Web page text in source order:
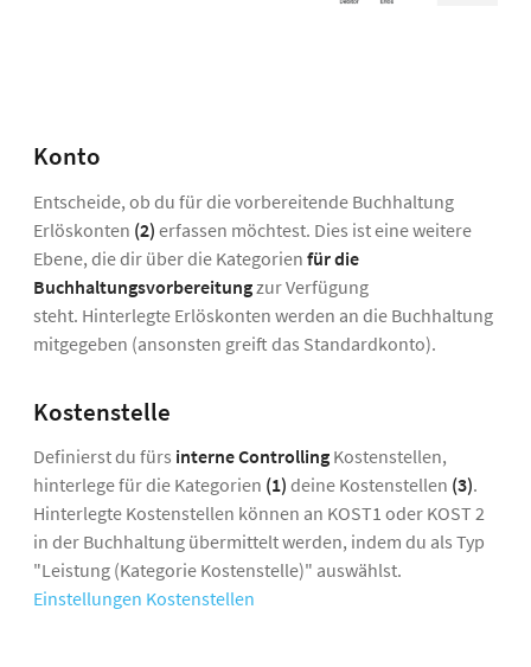
Konto
Entscheide, ob du für die vorbereitende Buchhaltung
Erlöskonten (2) erfassen möchtest. Dies ist eine weitere
Ebene, die dir über die Kategorien für die
Buchhaltungsvorbereitungzur Verfügung
steht. Hinterlegte Erlöskonten werden an die Buchhaltung
mitgegeben (ansonsten greift das Standardkonto).
Kostenstelle
Definierst du fürs interne Controlling Kostenstellen,
hinterlege für die Kategorien (1) deine Kostenstellen (3).
Hinterlegte Kostenstellen können an KOST1 oder KOST 2
in der Buchhaltung übermittelt werden, indem du als Typ
"Leistung (Kategorie Kostenstelle)" auswählst.
Einstellungen Kostenstellen